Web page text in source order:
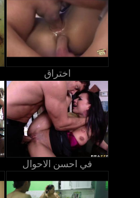
اختراق
في احسن الاحوال